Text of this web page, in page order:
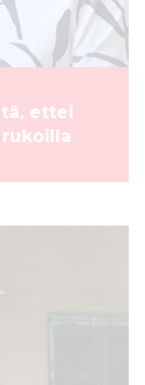
ettei